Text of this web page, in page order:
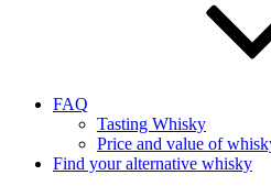
FAQ
Tasting Whisky
Price and value of
Find your alternative whisky